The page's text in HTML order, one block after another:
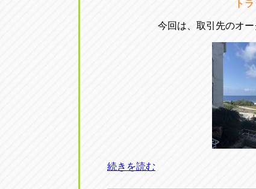
ト
今回は、取引先のオ
続きを読む